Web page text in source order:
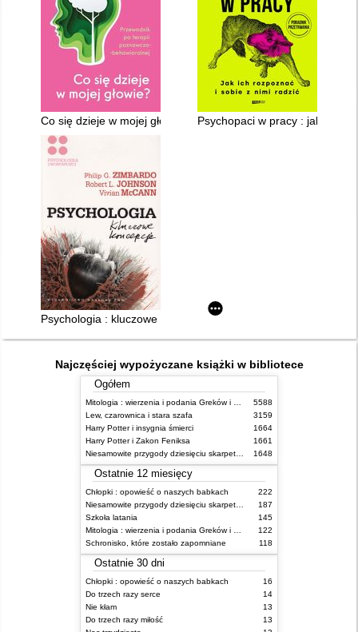
Co się dzieje w mojej głowie? : przewodnik po terapii
Psychopaci w pracy : jak ich
Psychologia : kluczowe koncepcje. 4,
Najczęściej wypożyczane książki w bibliotece
Ogółem
5588
Lew, czarownica i stara szafa
3159
Harry Potter i insygnia śmierci
1664
Harry Potter i Zakon Feniksa
1661
1648
Ostatnie 12 miesięcy
Chłopki : opowieść o naszych babkach
222
187
Szkoła latania
145
122
Schronisko, które zostało zapomniane
118
Ostatnie 30 dni
Chłopki : opowieść o naszych babkach
16
Do trzech razy serce
14
Nie kłam
13
Do trzech razy miłość
13